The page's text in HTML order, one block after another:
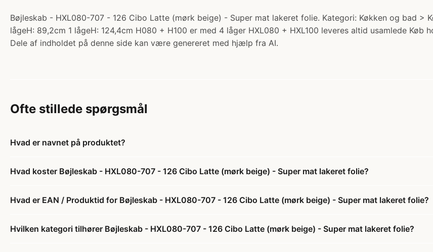
Bøjleskab - HXL080-707 - 126 Cibo Latte (mørk beige) - Super mat lakeret folie. Kategori: Køkken og bad >
lågeH: 89,2cm 1 lågeH: 124,4cm H080 + H100 er med 4 låger HXL080 + HXL100 leveres altid usamlede Køb
Dele af indholdet på denne side kan være genereret med hjælp fra AI.
Ofte stillede spørgsmål
Hvad er navnet på produktet?
Hvad koster Bøjleskab - HXL080-707 - 126 Cibo Latte (mørk beige) - Super mat lakeret folie?
Hvad er EAN / Produktid for Bøjleskab - HXL080-707 - 126 Cibo Latte (mørk beige) - Super mat lakeret folie?
Hvilken kategori tilhører Bøjleskab - HXL080-707 - 126 Cibo Latte (mørk beige) - Super mat lakeret folie?